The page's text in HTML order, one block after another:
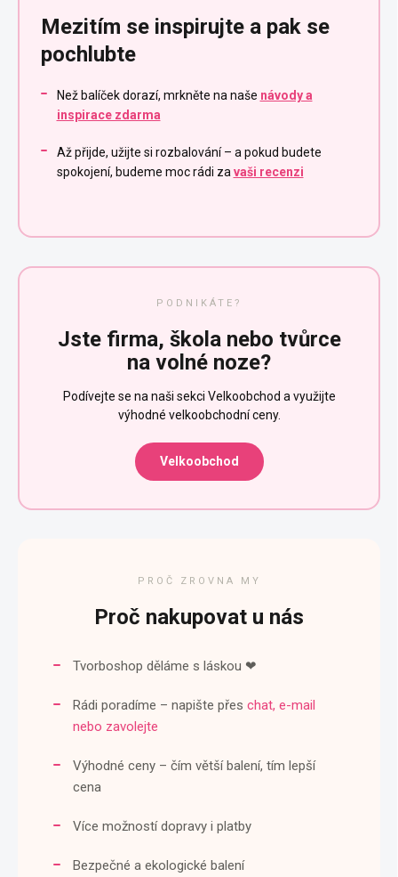
Mezitím se inspirujte a pak se
pochlubte
Než balíček dorazí, mrkněte na naše návody a
inspirace zdarma
Až přijde, užijte si rozbalování – a pokud budete
spokojení, budeme moc rádi za vaši recenzi
PODNIKÁTE?
Jste firma, škola nebo tvůrce
na volné noze?
Podívejte se na naši sekci Velkoobchod a využijte
výhodné velkoobchodní ceny.
Velkoobchod
PROČ ZROVNA MY
Proč nakupovat u nás
Tvorboshop děláme s láskou ❤
Rádi poradíme – napište přes chat, e-mail
nebo zavolejte
Výhodné ceny – čím větší balení, tím lepší
cena
Více možností dopravy i platby
Bezpečné a ekologické balení